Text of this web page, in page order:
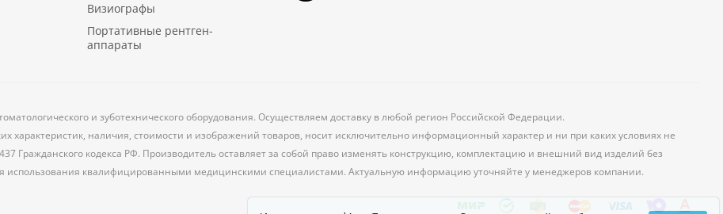
Визиографы
Портативные рентген-
аппараты
и зуботехнического оборудования. Осуществляем доставку в любой регион Российской Федерации.
характеристик, наличия, стоимости и изображений товаров, носит исключительно информационный характер и ни при каких условиях не
Гражданского кодекса РФ. Производитель оставляет за собой право изменять конструкцию, комплектацию и внешний вид изделий без
использования квалифицированными медицинскими специалистами. Актуальную информацию уточняйте у менеджеров компании.